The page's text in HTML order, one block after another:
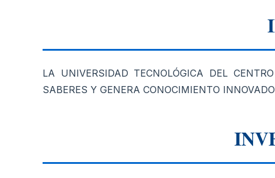
LA UNIVERSIDAD TECNOLÓGICA DEL
SABERES Y GENERA CONOCIMIENTO